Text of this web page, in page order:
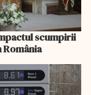
scumpirii